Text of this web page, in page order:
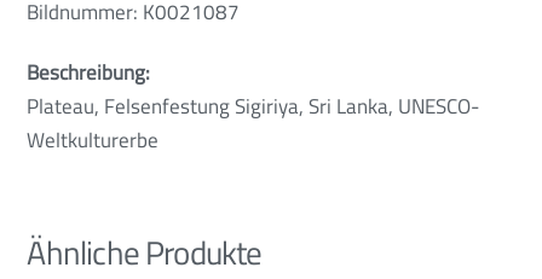
Bildnummer: K0021087
Beschreibung:
Plateau, Felsenfestung Sigiriya, Sri Lanka, UNESCO-
Weltkulturerbe
Ähnliche Produkte